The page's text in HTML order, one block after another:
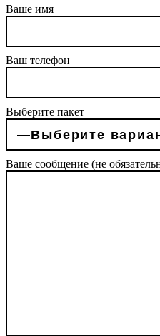
Ваше имя
Ваш телефон
Выберите пакет
Ваше сообщение (не